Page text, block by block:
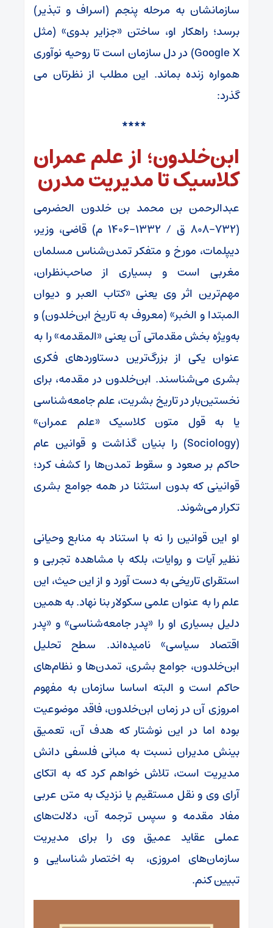
سازمانشان به مرحله پنجم (اسراف و تبذیر)
برسد؛ راهکار او، ساختن «جزایر بدوی» (مثل
Google X) در دل سازمان است تا روحیه نوآوری
همواره زنده بماند. این مطلب از نظرتان می
گذرد:
****
ابن‌خلدون؛ از علم عمران
کلاسیک تا مدیریت مدرن
عبدالرحمن بن محمد بن خلدون الحضرمی
(۷۳۲-۸۰۸ ق / ۱۳۳۲-۱۴۰۶ م) قاضی، وزیر،
دیپلمات، مورخ و متفکر تمدن‌شناس مسلمان
مغربی است و بسیاری از صاحب‌نظران،
مهم‌ترین اثر وی یعنی «کتاب العبر و دیوان
المبتدا و الخبر» (معروف به تاریخ ابن‌خلدون) و
به‌ویژه بخش مقدماتی آن یعنی «المقدمه» را به
عنوان یکی از بزرگ‌ترین دستاوردهای فکری
بشری می‌شناسند. ابن‌خلدون در مقدمه، برای
نخستین‌بار در تاریخ بشریت، علم جامعه‌شناسی
یا به قول متون کلاسیک «علم عمران»
(Sociology) را بنیان گذاشت و قوانین عام
حاکم بر صعود و سقوط تمدن‌ها را کشف کرد؛
قوانینی که بدون استثنا در همه جوامع بشری
تکرار می‌شوند.
او این قوانین را نه با استناد به منابع وحیانی
نظیر آیات و روایات، بلکه با مشاهده تجربی و
استقرای تاریخی به دست آورد و از این حیث، این
علم را به عنوان علمی سکولار بنا نهاد. به همین
دلیل بسیاری او را «پدر جامعه‌شناسی» و «پدر
اقتصاد سیاسی» نامیده‌اند. سطح تحلیل
ابن‌خلدون، جوامع بشری، تمدن‌ها و نظام‌های
حاکم است و البته اساسا سازمان به مفهوم
امروزی آن در زمان ابن‌خلدون، فاقد موضوعیت
بوده اما در این نوشتار که هدف آن، تعمیق
بینش مدیران نسبت به مبانی فلسفی دانش
مدیریت است، تلاش خواهم کرد که به اتکای
آرای وی و نقل مستقیم یا نزدیک به متن عربی
مفاد مقدمه و سپس ترجمه آن، دلالت‌های
عملی عقاید عمیق وی را برای مدیریت
سازمان‌های امروزی، به اختصار شناسایی و
تبیین کنم.